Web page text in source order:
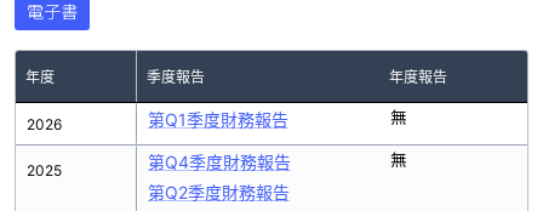
電子書
年度 季度報告 年度報告
2026
2025
第Q1季度財務報告 無
第Q4季度財務報告
第Q2季度財務報告
無